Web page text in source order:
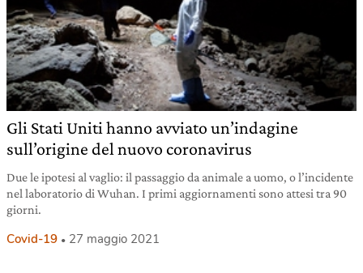
Gli Stati Uniti hanno avviato un’indagine
sull’origine del nuovo coronavirus
Due le ipotesi al vaglio: il passaggio da animale a uomo, o l’incidente
nel laboratorio di Wuhan. I primi aggiornamenti sono attesi tra 90
giorni.
Covid-19 27 maggio 2021